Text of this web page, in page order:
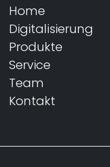
Home
Digitalisierung
Produkte
Service
Team
Kontakt